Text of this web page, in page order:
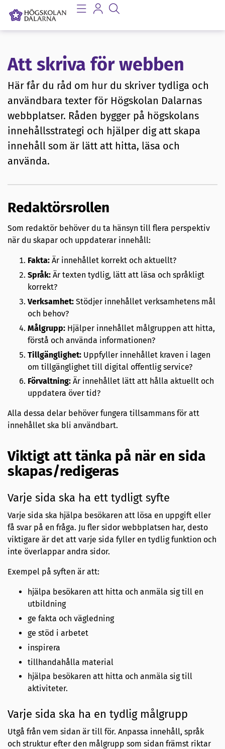
Att skriva för webben
Här får du råd om hur du skriver tydliga och
användbara texter för Högskolan Dalarnas
webbplatser. Råden bygger på högskolans
innehållsstrategi och hjälper dig att skapa
innehåll som är lätt att hitta, läsa och
använda.
Redaktörsrollen
Som redaktör behöver du ta hänsyn till flera perspektiv
när du skapar och uppdaterar innehåll:
Fakta: Är innehållet korrekt och aktuellt?
Språk: Är texten tydlig, lätt att läsa och språkligt
korrekt?
Verksamhet: Stödjer innehållet verksamhetens mål
och behov?
Målgrupp: Hjälper innehållet målgruppen att hitta,
förstå och använda informationen?
Tillgänglighet: Uppfyller innehållet kraven i lagen
om tillgänglighet till digital offentlig service?
Förvaltning: Är innehållet lätt att hålla aktuellt och
uppdatera över tid?
Alla dessa delar behöver fungera tillsammans för att
innehållet ska bli användbart.
Viktigt att tänka på när en sida
skapas/redigeras
Varje sida ska ha ett tydligt syfte
Varje sida ska hjälpa besökaren att lösa en uppgift eller
få svar på en fråga. Ju fler sidor webbplatsen har, desto
viktigare är det att varje sida fyller en tydlig funktion och
inte överlappar andra sidor.
Exempel på syften är att:
hjälpa besökaren att hitta och anmäla sig till en
utbildning
ge fakta och vägledning
ge stöd i arbetet
inspirera
tillhandahålla material
hjälpa besökaren att hitta och anmäla sig till
aktiviteter.
Varje sida ska ha en tydlig målgrupp
Utgå från vem sidan är till för. Anpassa innehåll, språk
och struktur efter den målgrupp som sidan främst riktar